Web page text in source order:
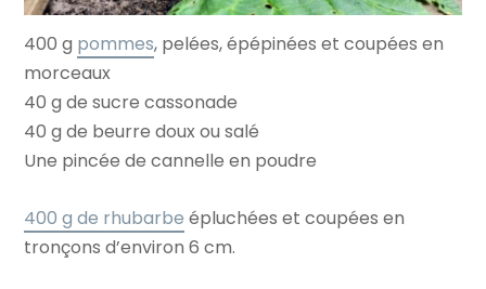
400 g pommes, pelées, épépinées et coupées en
morceaux
40 g de sucre cassonade
40 g de beurre doux ou salé
Une pincée de cannelle en poudre
400 g de rhubarbe épluchées et coupées en
tronçons d’environ 6 cm.